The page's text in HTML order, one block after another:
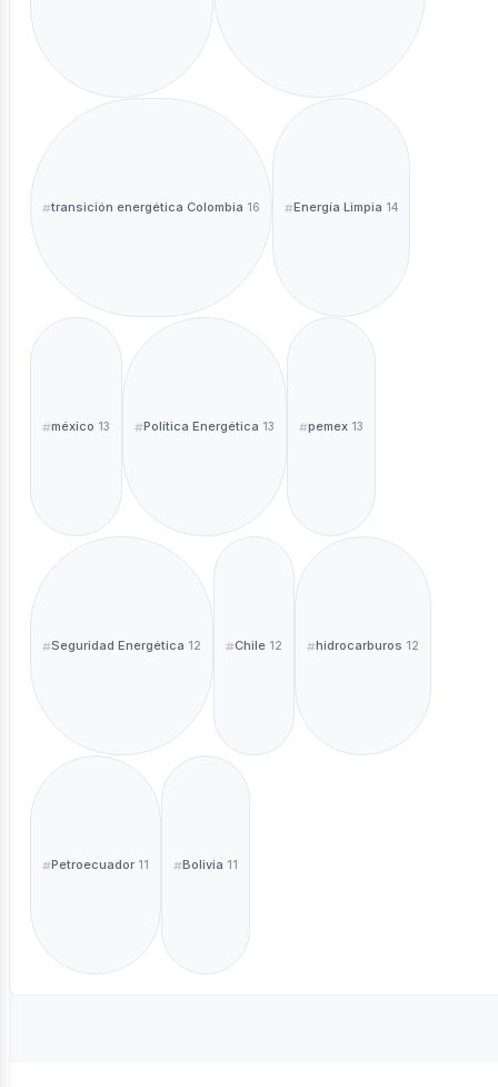
transición energética Colombia 16 Energía Limpia 14
méxico 13 Política Energética 13 pemex 13
Seguridad Energética 12 Chile 12 hidrocarburos 12
Petroecuador 11 Bolivia 11